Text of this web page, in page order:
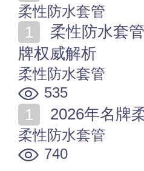
柔性防水套管
牌权威解析
柔性防水套管
535
2026年名牌
柔性防水套管
740